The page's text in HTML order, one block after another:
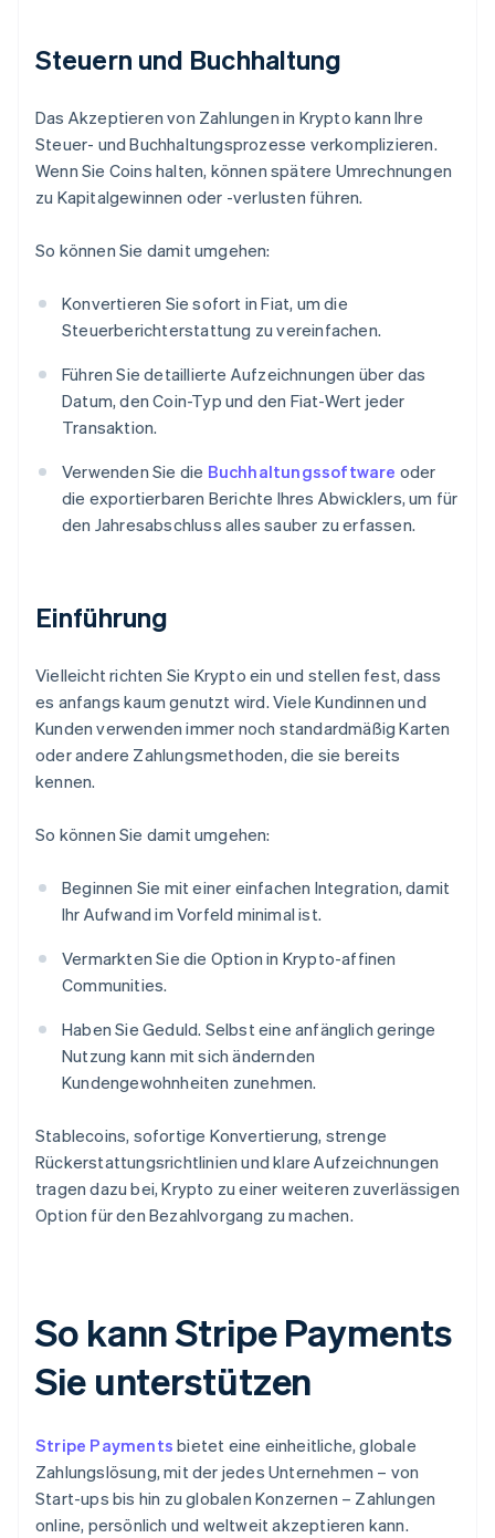
Steuern und Buchhaltung
Das Akzeptieren von Zahlungen in Krypto kann Ihre
Steuer- und Buchhaltungsprozesse verkomplizieren.
Wenn Sie Coins halten, können spätere Umrechnungen
zu Kapitalgewinnen oder -verlusten führen.
So können Sie damit umgehen:
Konvertieren Sie sofort in Fiat, um die
Steuerberichterstattung zu vereinfachen.
Führen Sie detaillierte Aufzeichnungen über das
Datum, den Coin-Typ und den Fiat-Wert jeder
Transaktion.
Verwenden Sie die Buchhaltungssoftware oder
die exportierbaren Berichte Ihres Abwicklers, um für
den Jahresabschluss alles sauber zu erfassen.
Einführung
Vielleicht richten Sie Krypto ein und stellen fest, dass
es anfangs kaum genutzt wird. Viele Kundinnen und
Kunden verwenden immer noch standardmäßig Karten
oder andere Zahlungsmethoden, die sie bereits
kennen.
So können Sie damit umgehen:
Beginnen Sie mit einer einfachen Integration, damit
Ihr Aufwand im Vorfeld minimal ist.
Vermarkten Sie die Option in Krypto-affinen
Communities.
Haben Sie Geduld. Selbst eine anfänglich geringe
Nutzung kann mit sich ändernden
Kundengewohnheiten zunehmen.
Stablecoins, sofortige Konvertierung, strenge
Rückerstattungsrichtlinien und klare Aufzeichnungen
tragen dazu bei, Krypto zu einer weiteren zuverlässigen
Option für den Bezahlvorgang zu machen.
So kann Stripe Payments
Sie unterstützen
Stripe Payments bietet eine einheitliche, globale
Zahlungslösung, mit der jedes Unternehmen – von
Start-ups bis hin zu globalen Konzernen – Zahlungen
online, persönlich und weltweit akzeptieren kann.